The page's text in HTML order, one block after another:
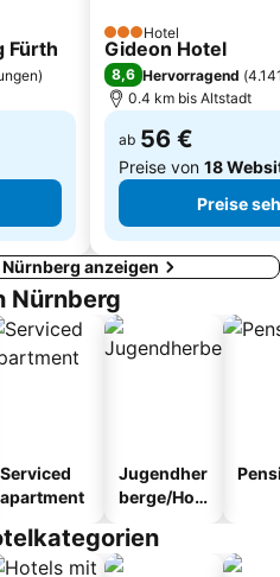
Walderlebniszentrum Tennenlohe
Fürth
)
3 Sterne
Hotel
Gideon Hotel
8,6 Hervorragend (
0.4 km bis Altstadt
ab 56 €
Preise von 18
Preise
anzeigen
Nürnberg
Serviced
apartment
Jugendher
berge/Hos